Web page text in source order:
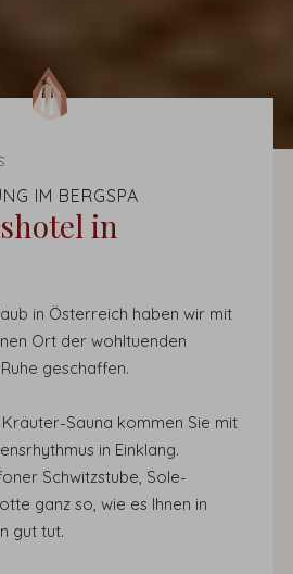
IM BERGSPA
in
in Österreich haben wir mit
Ort der wohltuenden
geschaffen.
Sauna kommen Sie mit
in Einklang.
Schwitzstube, Sole-
ganz so, wie es Ihnen in
gut tut.